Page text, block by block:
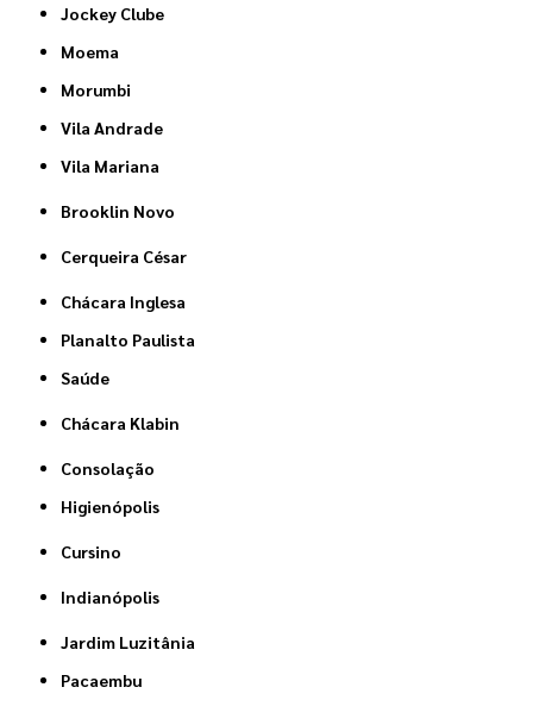
Jockey Clube
Moema
Morumbi
Vila Andrade
Vila Mariana
Brooklin Novo
Cerqueira César
Chácara Inglesa
Planalto Paulista
Saúde
Chácara Klabin
Consolação
Higienópolis
Cursino
Indianópolis
Jardim Luzitânia
Pacaembu